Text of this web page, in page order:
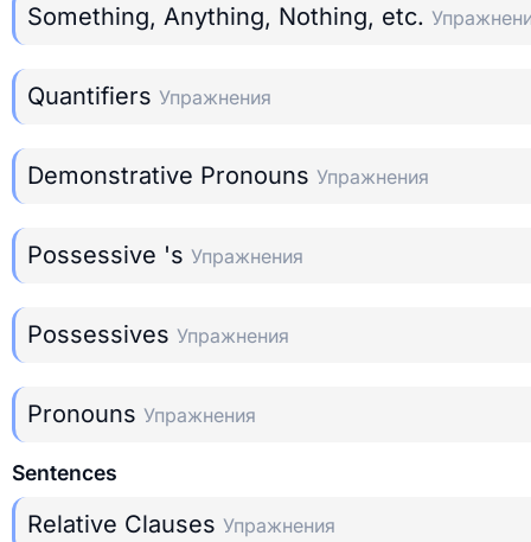
Something, Anything, Nothing, etc.
Quantifiers Упражнения
Demonstrative Pronouns Упражнения
Possessive 's Упражнения
Possessives Упражнения
Pronouns Упражнения
Sentences
Relative Clauses Упражнения